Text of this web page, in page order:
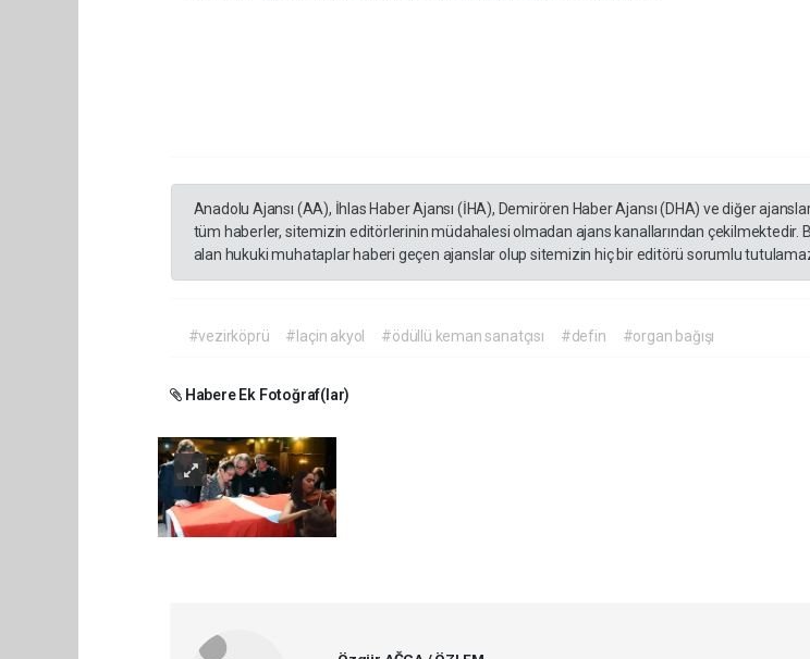
Anadolu Ajansı (AA), İhlas Haber Ajansı (İHA), Demirören Haber Ajansı (DHA) ve diğer
tüm haberler, sitemizin editörlerinin müdahalesi olmadan ajans kanallarından çekilmektedir.
alan hukuki muhataplar haberi geçen ajanslar olup sitemizin hiç bir editörü sorumlu
#vezirköprü #laçin akyol #ödüllü keman sanatçısı #defin #organ bağışı
Habere Ek Fotoğraf(lar)